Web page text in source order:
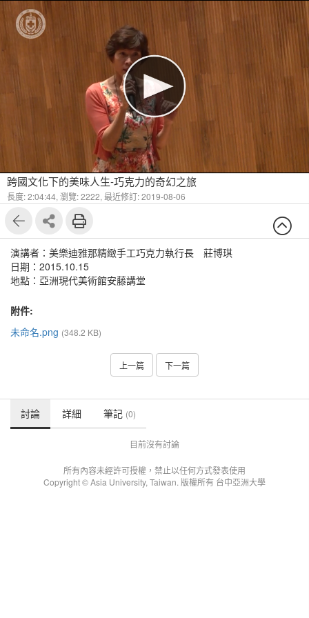
跨國文化下的美味人生-巧克力的奇幻之旅
長度: 2:04:44, 瀏覽: 2222, 最近修訂: 2019-08-06
演講者：美樂迪雅那精緻手工巧克力執行長 莊博琪
日期：2015.10.15
地點：亞洲現代美術館安藤講堂
附件:
未命名.png (348.2 KB)
上一篇 下一篇
討論 詳細 筆記 (0)
目前沒有討論
所有內容未經許可授權，禁止以任何方式發表使用
Copyright © Asia University, Taiwan. 版權所有 台中亞洲大學